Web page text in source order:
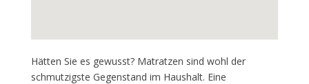
Hätten Sie es gewusst? Matratzen sind wohl der
schmutzigste Gegenstand im Haushalt. Eine